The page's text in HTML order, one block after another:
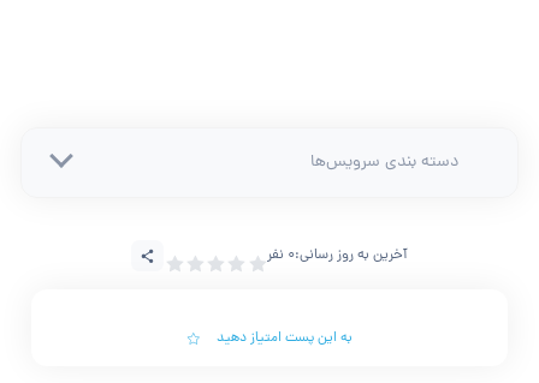
دسته بندی سرویس‌ها
آخرین به روز رسانی:0 نفر
به این پست امتیاز دهید